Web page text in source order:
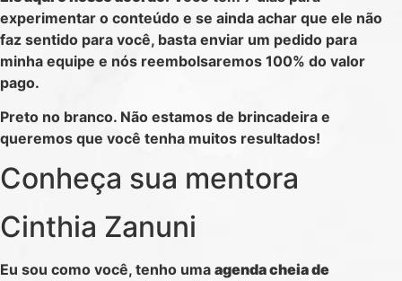
experimentar o conteúdo e se ainda achar que ele não
faz sentido para você, basta enviar um pedido para
minha equipe e nós reembolsaremos 100% do valor
pago.
Preto no branco. Não estamos de brincadeira e
queremos que você tenha muitos resultados!
Conheça sua mentora
Cinthia Zanuni
Eu sou como você, tenho uma agenda cheia de